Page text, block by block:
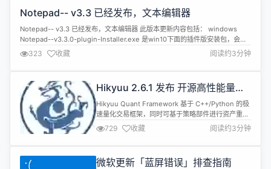
的目标是在竞争激烈的市场中占据一席...
Notepad-- v3.3 已经发布，文本编辑器
Notepad-- v3.3 已经发布，文本编辑器 此版本更新内容包括： windows
Notepad--v3.3.0-plugin-Installer.exe 是win10下面的插件版安装包，会关
联右键菜单等。 Notepad--v3.3.0-win10-portable.zip 是绿色免安装版本，
解压即用，不会关联右键菜单注册表。 windows-qt...
323 收藏 阅读约3分钟
Hikyuu 2.6.1 发布 开源高性能量化
交易框架
Hikyuu Quant Framework 基于 C++/Python 的极
速量化交易框架，同时可基于策略部件进行资产重
用，快速累积策略资产。 更多信息，参见: 项目主页:
https://hikyuu.org gitee 地址：
https://gitee.com/fasiondog/hikyuu github 地
729 收藏 阅读约3分钟
微软更新「蓝屏错误」排查指南